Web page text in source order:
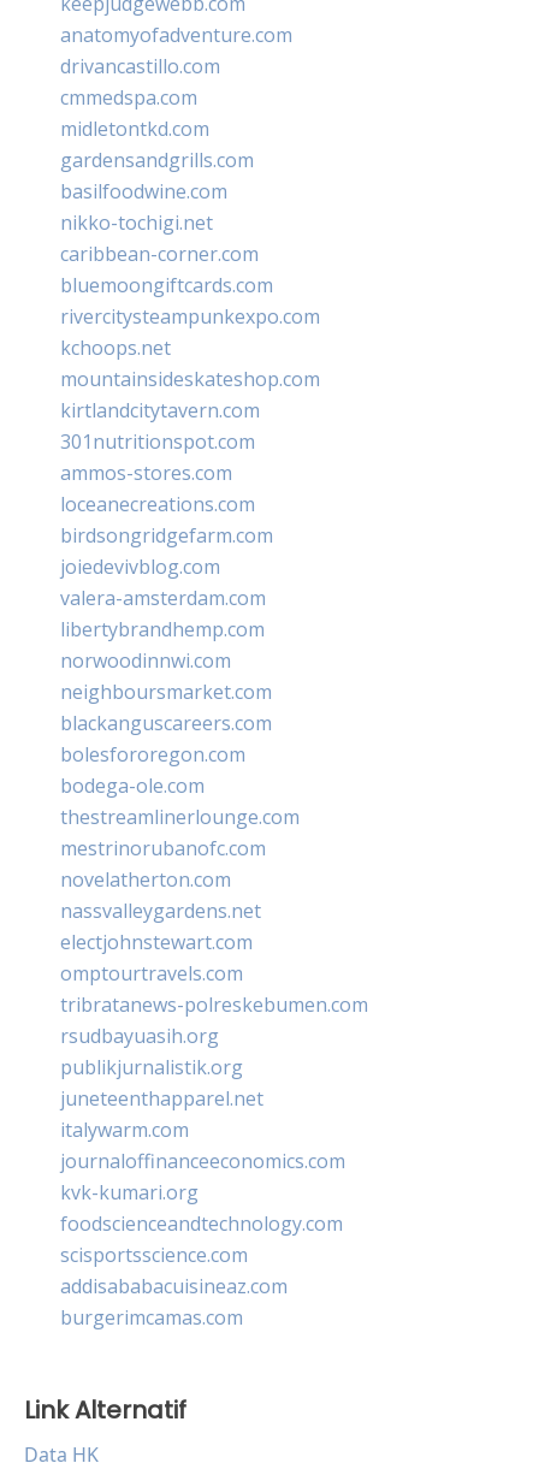
anatomyofadventure.com
drivancastillo.com
cmmedspa.com
midletontkd.com
gardensandgrills.com
basilfoodwine.com
nikko-tochigi.net
caribbean-corner.com
bluemoongiftcards.com
rivercitysteampunkexpo.com
kchoops.net
mountainsideskateshop.com
kirtlandcitytavern.com
301nutritionspot.com
ammos-stores.com
loceanecreations.com
birdsongridgefarm.com
joiedevivblog.com
valera-amsterdam.com
libertybrandhemp.com
norwoodinnwi.com
neighboursmarket.com
blackanguscareers.com
bolesfororegon.com
bodega-ole.com
thestreamlinerlounge.com
mestrinorubanofc.com
novelatherton.com
nassvalleygardens.net
electjohnstewart.com
omptourtravels.com
tribratanews-polreskebumen.com
rsudbayuasih.org
publikjurnalistik.org
juneteenthapparel.net
italywarm.com
journaloffinanceeconomics.com
kvk-kumari.org
foodscienceandtechnology.com
scisportsscience.com
addisababacuisineaz.com
burgerimcamas.com
Link Alternatif
Data HK